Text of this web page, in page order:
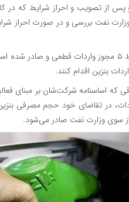
پس از تصویب و احراز شرایط که
نفت بررسی و در صورت احراز
یلان با اشاره به اینکه تاکنون احراز شرایط ۵
بنزین اقدام کنند.
که اساسنامه شرکت‌شان بر مبنای
در تقاضای خود حجم مصرفی بنزین
سوی وزارت نفت صادر می‌شود.